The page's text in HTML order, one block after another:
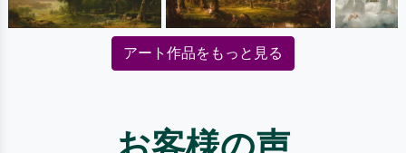
アート作品をもっと見る